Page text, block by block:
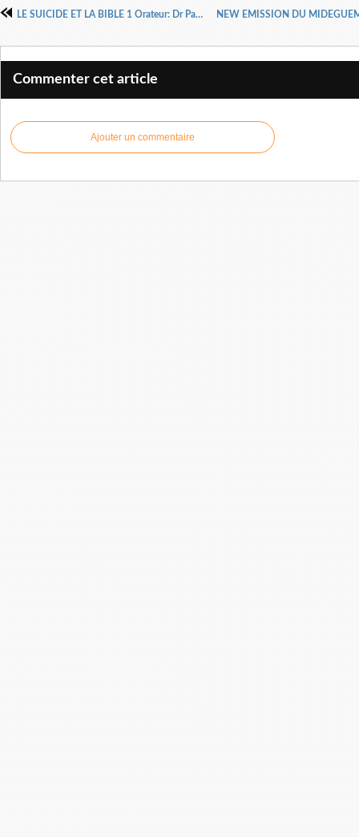
LE SUICIDE ET LA BIBLE 1 Orateur: Dr Pasteur Henri Kpodahi
Commenter cet article
Ajouter un commentaire